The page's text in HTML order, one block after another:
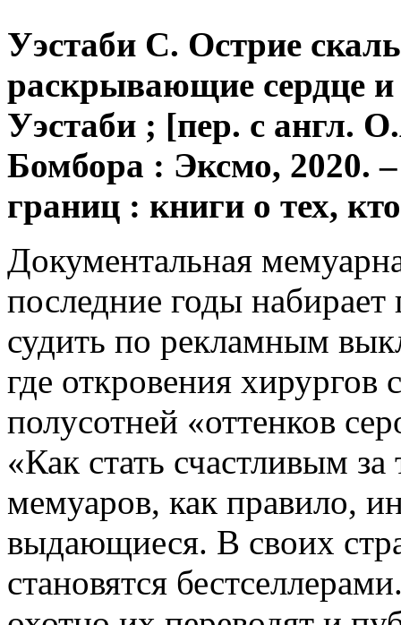
Уэстаби С. Острие
раскрывающие сердце
Уэстаби ; [пер. с англ.
Бомбора : Эксмо, 2020.
границ : книги о тех,
Документальная
последние годы
судить по рекламным
где откровения хирургов
полусотней «оттенков
«Как стать счастливым
мемуаров, как правило,
выдающиеся. В своих
становятся